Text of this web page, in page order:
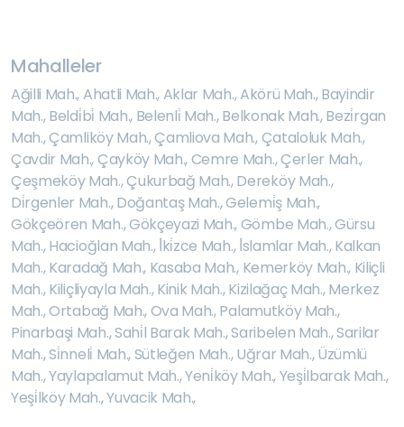
Mahalleler
Ağilli Mah.,Ahatli Mah.,Aklar Mah.,Akörü Mah.,Bayindir
Mah.,Beldi̇bi̇ Mah., Belenli̇ Mah.,Belkonak Mah.,Bezi̇rgan
Mah.,Çamliköy Mah.,Çamliova Mah.,Çataloluk Mah.,
Çavdir Mah.,Çayköy Mah.,Cemre Mah.,Çerler Mah.,
Çeşmeköy Mah.,Çukurbağ Mah.,Dereköy Mah.,
Di̇rgenler Mah.,Doğantaş Mah.,Gelemi̇ş Mah.,
Gökçeören Mah.,Gökçeyazi Mah.,Gömbe Mah.,Gürsu
Mah.,Hacioğlan Mah.,İ̇ki̇zce Mah.,İ̇slamlar Mah.,Kalkan
Mah.,Karadağ Mah., Kasaba Mah., Kemerköy Mah., Kiliçli
Mah.,Kiliçliyayla Mah.,Kinik Mah.,Kizilağaç Mah.,Merkez
Mah.,Ortabağ Mah.,Ova Mah.,Palamutköy Mah.,
Pinarbaşi Mah.,Sahi̇l Barak Mah.,Saribelen Mah.,Sarilar
Mah.,Si̇nneli̇ Mah.,Sütleğen Mah.,Uğrar Mah.,Üzümlü
Mah.,Yaylapalamut Mah.,Yeni̇köy Mah.,Yeşi̇lbarak Mah.,
Yeşi̇lköy Mah.,Yuvacik Mah.,